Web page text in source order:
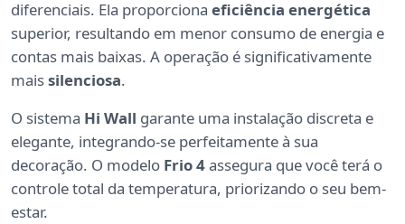
diferenciais. Ela proporciona eficiência energética
superior, resultando em menor consumo de energia e
contas mais baixas. A operação é significativamente
maissilenciosa.
O sistema Hi Wall garante uma instalação discreta e
elegante, integrando-se perfeitamente à sua
decoração. O modelo Frio 4assegura que você terá o
controle total da temperatura, priorizando o seu bem-
estar.